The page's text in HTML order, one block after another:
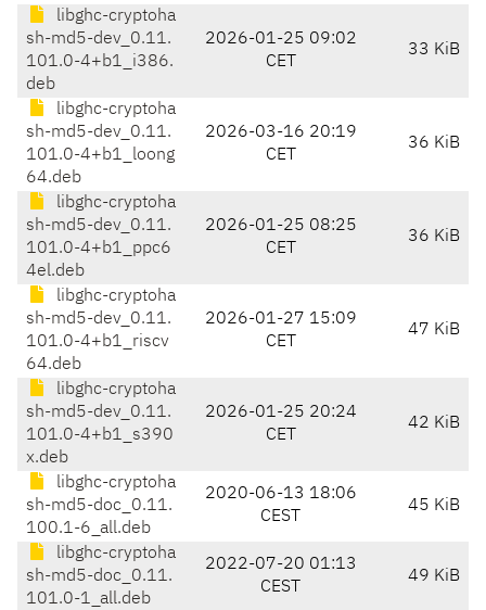
libghc-cryptoha
sh-md5-dev_0.11.
101.0-4+b1_i386.
deb
2026-01-25 09:02
CET
33 KiB
libghc-cryptoha
sh-md5-dev_0.11.
101.0-4+b1_loong
64.deb
2026-03-16 20:19
CET
36 KiB
libghc-cryptoha
sh-md5-dev_0.11.
101.0-4+b1_ppc6
4el.deb
2026-01-25 08:25
CET
36 KiB
libghc-cryptoha
sh-md5-dev_0.11.
101.0-4+b1_riscv
64.deb
2026-01-27 15:09
CET
47 KiB
libghc-cryptoha
sh-md5-dev_0.11.
101.0-4+b1_s390
x.deb
2026-01-25 20:24
CET
42 KiB
libghc-cryptoha
sh-md5-doc_0.11.
100.1-6_all.deb
2020-06-13 18:06
CEST
45 KiB
libghc-cryptoha
sh-md5-doc_0.11.
101.0-1_all.deb
2022-07-20 01:13
CEST
49 KiB